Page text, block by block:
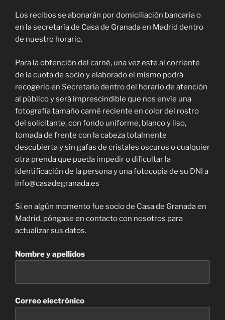
Los recibos se abonarán por domiciliación bancaria o
en la secretaría de Casa de Granada en Madrid dentro
de nuestro horario.
Para la obtención del carné, una vez este al corriente
de la cuota de socio y elaborado el mismo podrá
recogerlo en Secretaría dentro del horario de atención
al público y será imprescindible que nos envíe una
fotografía tamaño carné reciente en color del rostro
del solicitante, con fondo uniforme, blanco y liso,
tomada de frente con la cabeza totalmente
descubierta y sin gafas de cristales oscuros o cualquier
otra prenda que pueda impedir o dificultar la
identificación de la persona y una fotocopia de su DNI a
info@casadegranada.es
Si en algún momento fue socio de Casa de Granada en
Madrid, póngase en contacto con nosotros para
actualizar sus datos.
Nombre y apellidos
Correo electrónico